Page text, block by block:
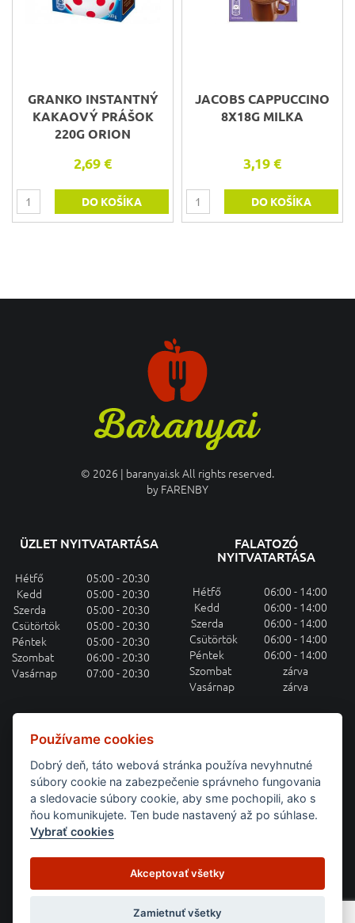
GRANKO INSTANTNÝ
KAKAOVÝ PRÁŠOK
220G ORION
2,69 €
DO KOŠÍKA
JACOBS CAPPUCCINO
8X18G MILKA
3,19 €
DO KOŠÍKA
© 2026 | baranyai.sk All rights reserved.
by FARENBY
ÜZLET NYITVATARTÁSA
Hétfő
05:00 - 20:30
Kedd
05:00 - 20:30
Szerda
05:00 - 20:30
Csütörtök
05:00 - 20:30
Péntek
05:00 - 20:30
Szombat
06:00 - 20:30
Vasárnap
07:00 - 20:30
FALATOZÓ
NYITVATARTÁSA
Hétfő
06:00 - 14:00
Kedd
06:00 - 14:00
Szerda
06:00 - 14:00
Csütörtök
06:00 - 14:00
Péntek
06:00 - 14:00
Szombat
zárva
Vasárnap
zárva
HETI MENÜAJÁNLAT E-MAILEN
Feliratkozás a heti menüajánlatra
BEJELENTKEZÉS
Týždenné menu Raňajky
Obchodné podmienky
Pravidlá ochrany osobných údajov
Používame cookies
Dobrý deň, táto webová stránka používa nevyhnutné
súbory cookie na zabezpečenie správneho fungovania
a sledovacie súbory cookie, aby sme pochopili, ako s
ňou komunikujete. Ten bude nastavený až po súhlase.
Vybrať cookies
Akceptovať všetky
Zamietnuť všetky